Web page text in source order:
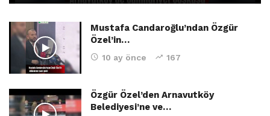
Mustafa Candaroğlu’ndan Özgür
Özel’in…
10 ay önce 167
Özgür Özel’den Arnavutköy
Belediyesi’ne ve…